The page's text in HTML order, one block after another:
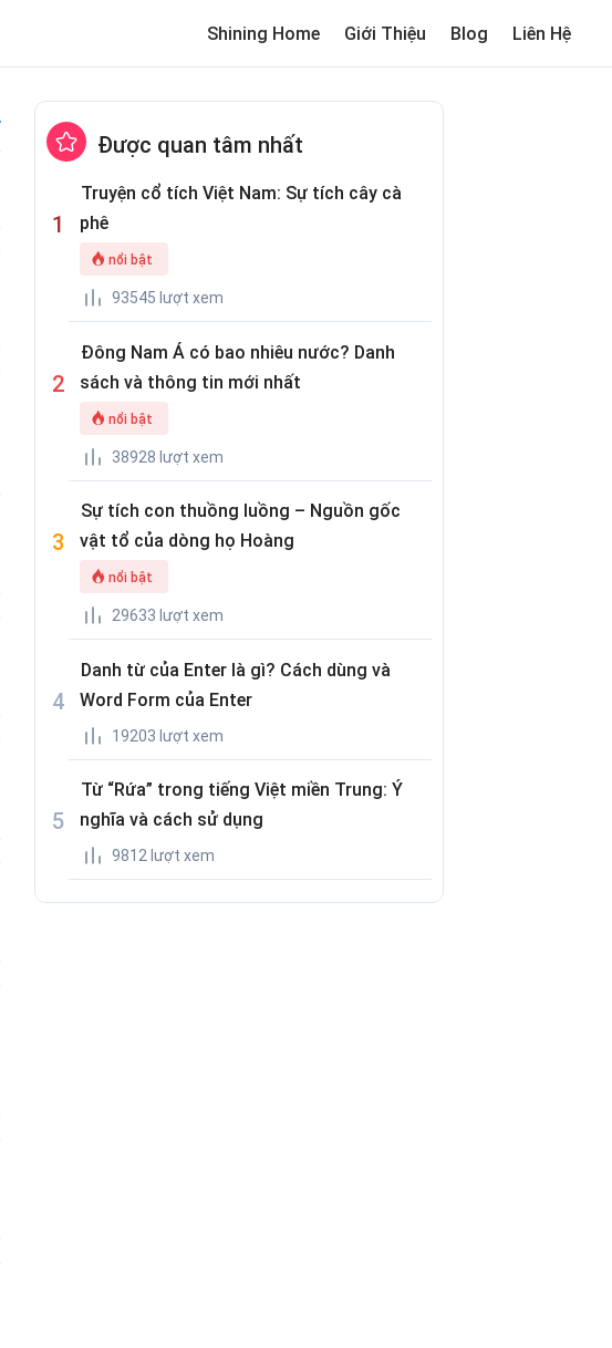
Shining Home Giới Thiệu Blog Liên Hệ
Thế GiớiMeme
Được quan tâm nhất
Truyện cổ tích Việt Nam: Sự tích cây cà
phê
nổi bật
93545 lượt xem
Đông Nam Á có bao nhiêu nước? Danh
sách và thông tin mới nhất
nổi bật
38928 lượt xem
Sự tích con thuồng luồng – Nguồn gốc
vật tổ của dòng họ Hoàng
nổi bật
29633 lượt xem
Danh từ của Enter là gì? Cách dùng và
Word Form của Enter
19203 lượt xem
Từ “Rứa” trong tiếng Việt miền Trung: Ý
nghĩa và cách sử dụng
9812 lượt xem